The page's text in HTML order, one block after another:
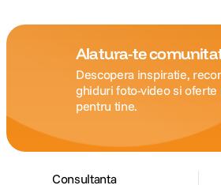
Alatura-te
Descopera inspiratie,
ghiduri foto-video si oferte
pentru tine.
Consultanta